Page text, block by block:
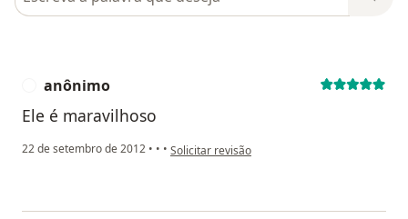
anônimo
Ele é maravilhoso
22 de setembro de 2012 • • • na opinião do utilizador anônimo
Solicitar revisão